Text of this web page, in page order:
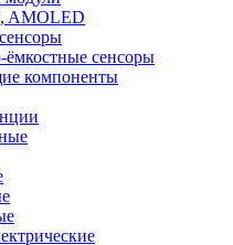
AMOLED
сенсоры
компоненты